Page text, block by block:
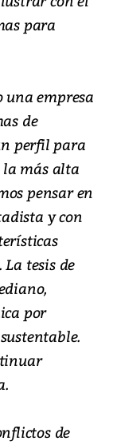
para
una empresa
de
perfil para
la más alta
pensar en
y con
La tesis de
por
de